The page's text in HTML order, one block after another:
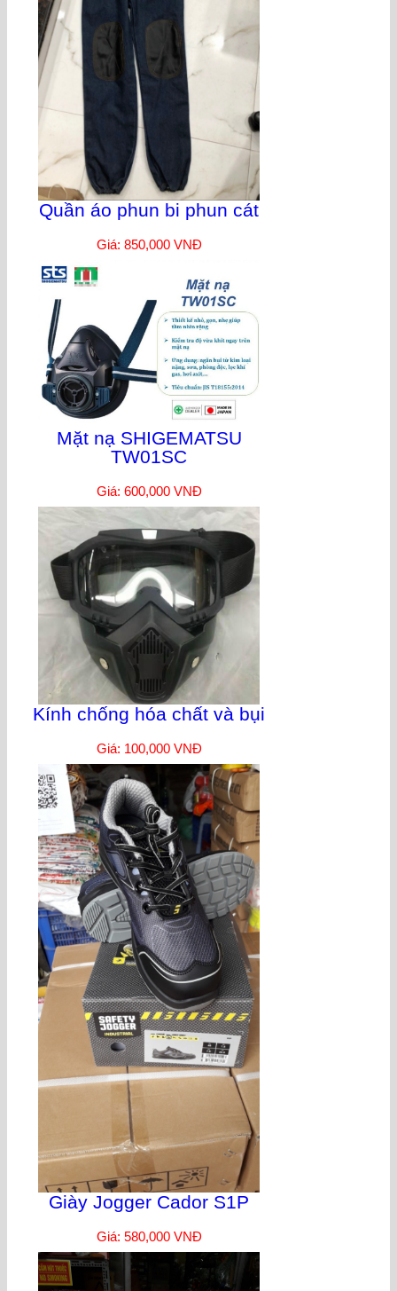
Quần áo phun bi phun cát
Giá: 850,000 VNĐ
Mặt nạ SHIGEMATSU
TW01SC
Giá: 600,000 VNĐ
Kính chống hóa chất và bụi
Giá: 100,000 VNĐ
Giày Jogger Cador S1P
Giá: 580,000 VNĐ